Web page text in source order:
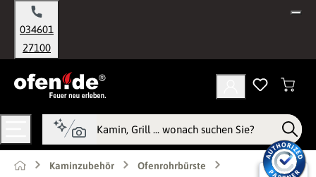
springen
034601
27100
Kaminzubehör
Ofenrohrbürste